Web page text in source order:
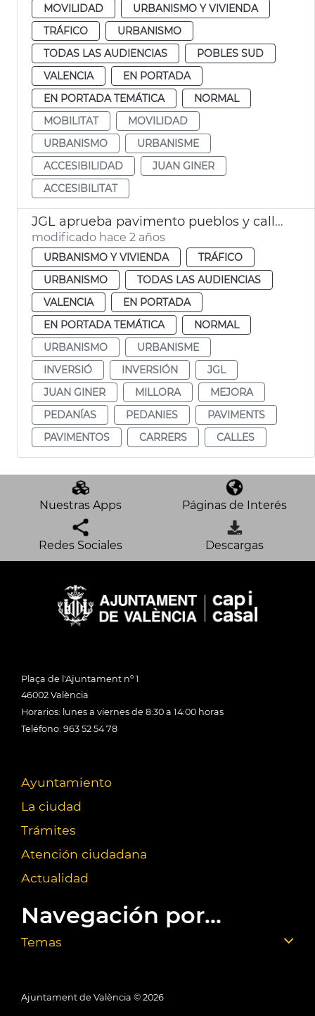
MOVILIDAD
URBANISMO Y VIVIENDA
TRÁFICO
URBANISMO
TODAS LAS AUDIENCIAS
POBLES SUD
VALENCIA
EN PORTADA
EN PORTADA TEMÁTICA
NORMAL
MOBILITAT
MOVILIDAD
URBANISMO
URBANISME
ACCESIBILIDAD
JUAN GINER
ACCESIBILITAT
JGL aprueba pavimento pueblos y calles València
modificado hace 2 años
URBANISMO Y VIVIENDA
TRÁFICO
URBANISMO
TODAS LAS AUDIENCIAS
VALENCIA
EN PORTADA
EN PORTADA TEMÁTICA
NORMAL
URBANISMO
URBANISME
INVERSIÓ
INVERSIÓN
JGL
JUAN GINER
MILLORA
MEJORA
PEDANÍAS
PEDANIES
PAVIMENTS
PAVIMENTOS
CARRERS CALLES
Nuestras Apps Páginas de Interés
Redes Sociales Descargas
Plaça de l'Ajuntament nº 1
46002 València
Horarios: lunes a viernes de 8:30 a 14:00 horas
Teléfono: 963 52 54 78
Ayuntamiento
La ciudad
Trámites
Atención ciudadana
Actualidad
Navegación por...
Temas
Ajuntament de València © 2026